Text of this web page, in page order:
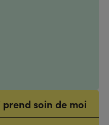
soin de moi